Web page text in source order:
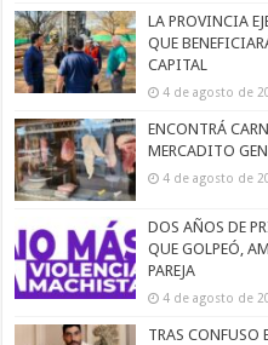
LA PROVINCIA
QUE
CAPITAL
4 de agosto de
ENCONTRÁ
MERCADITO
4 de agosto de
DOS AÑOS DE
QUE GOLPEÓ,
PAREJA
4 de agosto de
TRAS CONFUSO